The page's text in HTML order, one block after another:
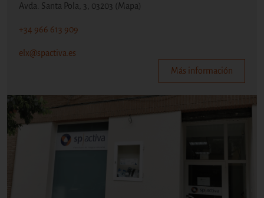
Avda. Santa Pola, 3, 03203 (Mapa)
+34 966 613 909
elx@spactiva.es
Más información